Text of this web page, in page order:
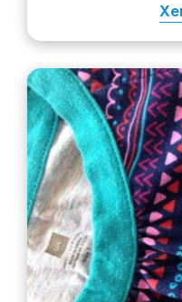
trên nhãn